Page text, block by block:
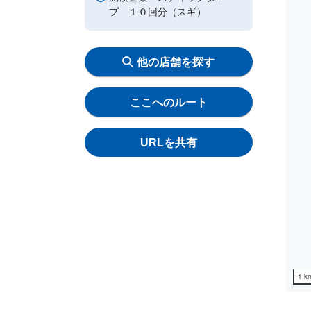
プ １０回分（スギ）
他の店舗を探す
ここへのルート
URLを共有
1